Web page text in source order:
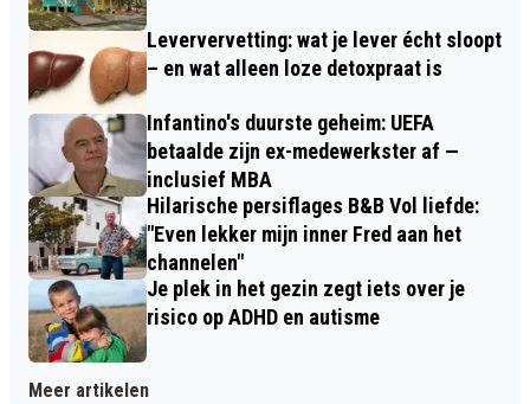
Leververvetting: wat je lever écht sloopt
– en wat alleen loze detoxpraat is
Infantino's duurste geheim: UEFA
betaalde zijn ex-medewerkster af —
inclusief MBA
Hilarische persiflages B&B Vol liefde:
"Even lekker mijn inner Fred aan het
channelen"
Je plek in het gezin zegt iets over je
risico op ADHD en autisme
Meer artikelen